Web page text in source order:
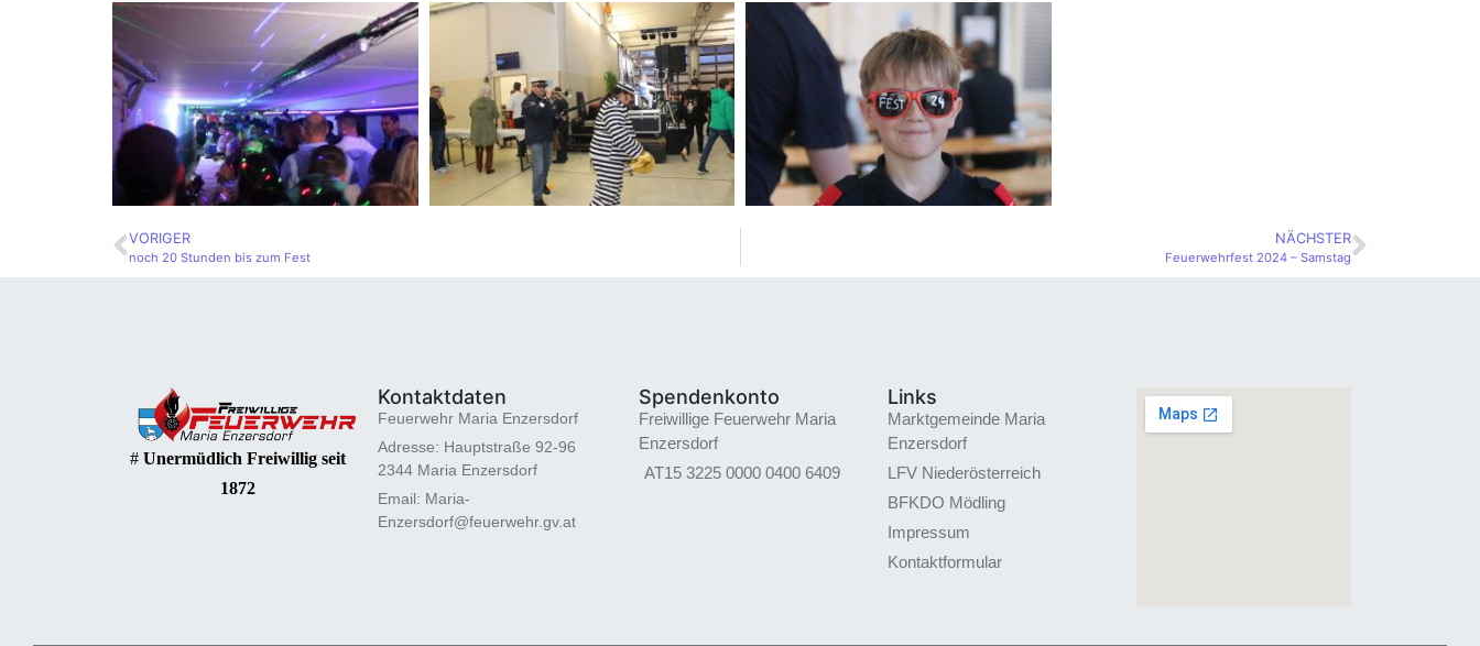
VORIGER
noch 20 Stunden bis zum Fest
NÄCHSTER
Feuerwehrfest 2024 – Samstag
# Unermüdlich Freiwillig seit
1872
Kontaktdaten
Feuerwehr Maria Enzersdorf
Adresse: Hauptstraße 92-96
2344 Maria Enzersdorf
Email: Maria-
Enzersdorf@feuerwehr.gv.at
Spendenkonto
Freiwillige Feuerwehr Maria
Enzersdorf
AT15 3225 0000 0400 6409
Links
Marktgemeinde Maria
Enzersdorf
LFV Niederösterreich
BFKDO Mödling
Impressum
Kontaktformular